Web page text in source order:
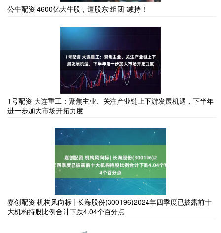
公牛配资 4600亿大牛股，遭股东“组团”减持！
1号配资 大连重工：聚焦主业、关注产业链上下游发展机遇，下半年
进一步加大市场开拓力度
嘉创配资 机构风向标 | 长海股份(300196)2024年四季度已披露前十
大机构持股比例合计下跌4.04个百分点